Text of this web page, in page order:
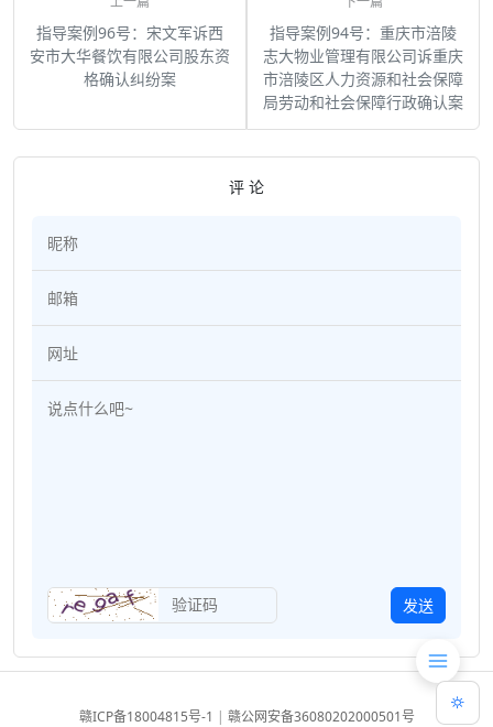
指导案例96号：宋文军诉西
安市大华餐饮有限公司股东资
格确认纠纷案
指导案例94号：重庆市涪陵
志大物业管理有限公司诉重庆
市涪陵区人力资源和社会保障
局劳动和社会保障行政确认案
评 论
发送
赣ICP备18004815号-1 | 赣公网安备36080202000501号